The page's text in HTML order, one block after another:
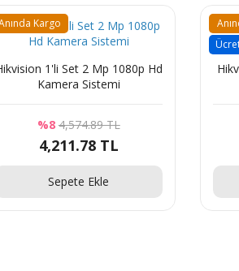
1'li Set 2 Mp 1080p Hd
Kamera Sistemi
%8 4,574.89 TL
4,211.78 TL
Kargo
Sepete Ekle